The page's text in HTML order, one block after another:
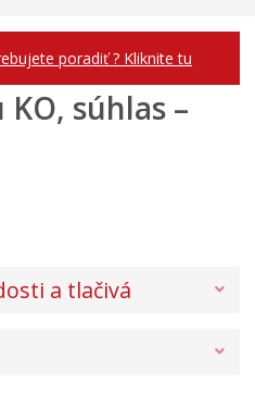
poradiť ? Kliknite tu
súhlas –
a tlačivá